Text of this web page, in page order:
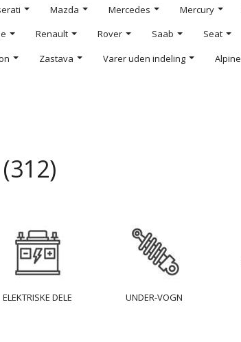
Mazda Mercedes Mercury
Renault Rover Saab Seat
Zastava Varer uden indeling Alpine
ELEKTRISKE DELE UNDER-VOGN